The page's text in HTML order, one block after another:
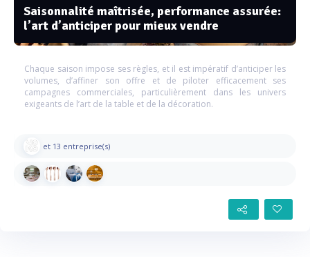
Saisonnalité maîtrisée, performance assurée:
l’art d’anticiper pour mieux vendre
Chaque saison impose ses règles, et il est impératif d’anticiper les
volumes, d’affiner son offre et de piloter efficacement ses
campagnes commerciales, particulièrement dans les univers
exigeants de l’art de la table et de la décoration.
et 13 entreprise(s)